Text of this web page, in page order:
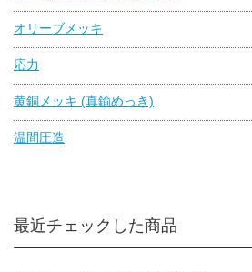
オリーブメッキ
応力
黄銅メッキ (真鍮めっき)
温間圧造
最近チェックした商品